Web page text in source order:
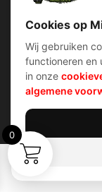
Contact Info
Wijnstraat 75
Kvk: 74829491
Cookies op
Wij gebruiken
functioneren en
in onze
algemene
© 2026
0